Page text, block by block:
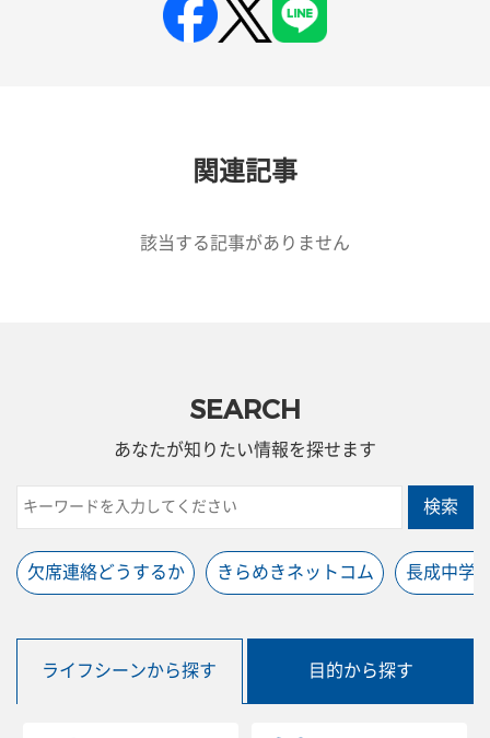
関連記事
該当する記事がありません
SEARCH
あなたが知りたい情報を探せます
検索
欠席連絡どうするか きらめきネットコム 長成中学
ライフシーンから探す 目的から探す